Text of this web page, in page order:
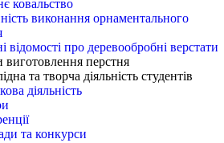
ковальство
виконання орнаментального
відомості про деревообробні верстати
перстня
та творча діяльність студентів
діяльність
та конкурси